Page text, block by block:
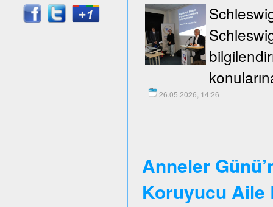
26.05.2026, 14:26
Anneler
Koruyucu Aile